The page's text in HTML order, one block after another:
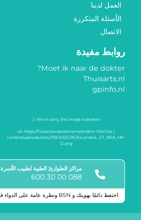
العمل لدينا
الأسئلة المتكررة
الاتصال
روابط مفيدة
Moet ik naar de dokter?
Thuisarts.nl
gpinfo.nl
مراكز الطوارئ الطبية لطبيب الأسرة
088 00 30 600
احتفظ دائمًا بهويتك و BSN ونظرة عامة على الدواء في متناول اليد